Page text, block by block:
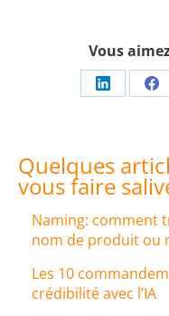
Vous
Share
Quelques
vous faire
Naming: comment
nom de produit ou
Les 10
crédibilité avec l’IA